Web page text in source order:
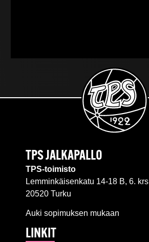
TPS JALKAPALLO
TPS-toimisto
Lemminkäisenkatu 14-18 B, 6. krs
20520 Turku
Auki sopimuksen mukaan
LINKIT